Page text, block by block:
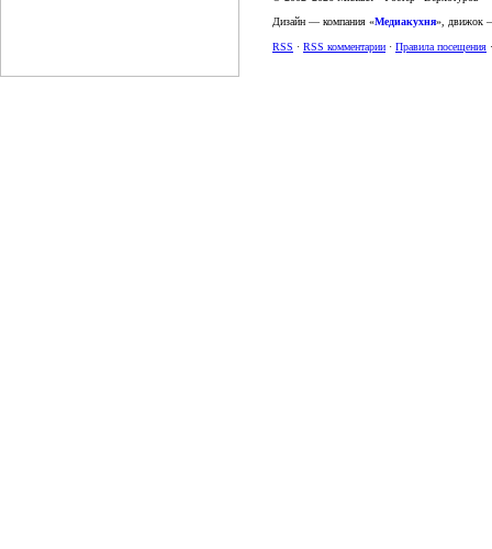
Дизайн — компания «Медиакухня»,
RSS · RSS комментарии · Правила посещения